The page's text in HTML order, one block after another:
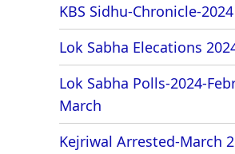
KBS Sidhu-Chronicle-2024
Lok Sabha Elecations
Lok Sabha Polls-2024-
March
Kejriwal Arrested-March